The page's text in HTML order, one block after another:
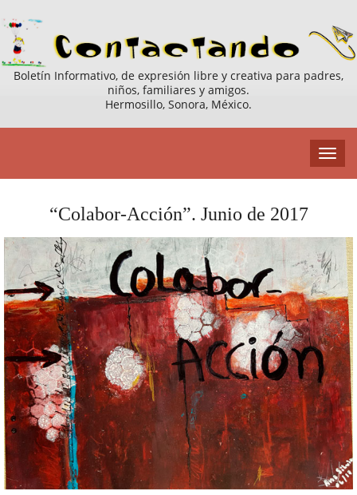
Boletín Informativo, de expresión libre y creativa para padres,
niños, familiares y amigos.
Hermosillo, Sonora, México.
“Colabor-Acción”. Junio de 2017